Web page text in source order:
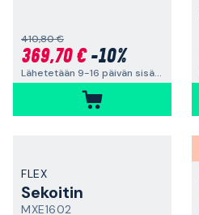
410,80 €
369,70 €-10%
Lähetetään 9-16 päivän sisällä
FLEX
Sekoitin
MXE1602